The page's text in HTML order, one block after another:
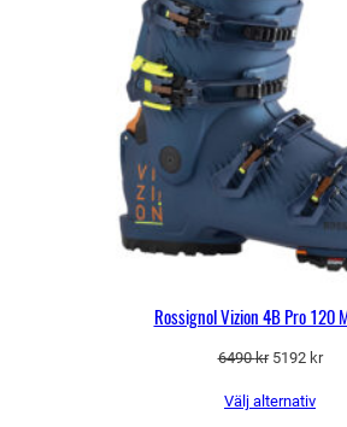
Rossignol Vizion 4B Pro 120
6490kr Det
priset
5192 krDet
Välj alternativ